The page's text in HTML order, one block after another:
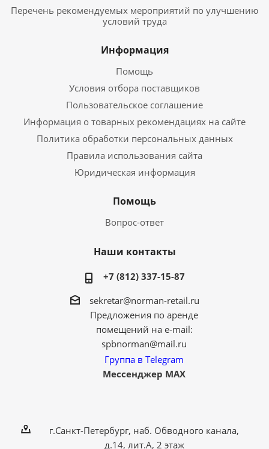
Перечень рекомендуемых мероприятий по улучшению
условий труда
Информация
Помощь
Условия отбора поставщиков
Пользовательское соглашение
Информация о товарных рекомендациях на сайте
Политика обработки персональных данных
Правила использования сайта
Юридическая информация
Помощь
Вопрос-ответ
Наши контакты
+7 (812) 337-15-87
sekretar@norman-retail.ru
Предложения по аренде
помещений на e-mail:
spbnorman@mail.ru
Группа в Telegram
Мессенджер MAX
г.Санкт-Петербург, наб. Обводного канала,
д.14, лит.А, 2 этаж